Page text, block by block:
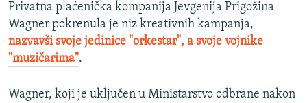
Privatna plaćenička kompanija Jevgenija Prigožina
Wagner pokrenula je niz kreativnih kampanja,
nazvavši svoje jedinice "orkestar", a svoje vojnike
"muzičarima".
Wagner, koji je uključen u Ministarstvo odbrane nakon